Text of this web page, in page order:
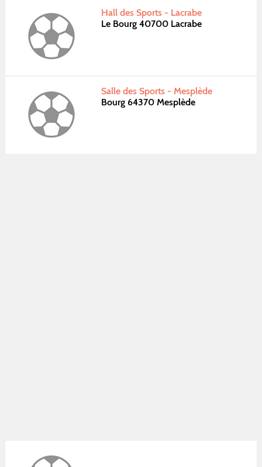
Hall des Sports - Lacrabe
Le Bourg 40700 Lacrabe
Salle des Sports - Mesplède
Bourg 64370 Mesplède